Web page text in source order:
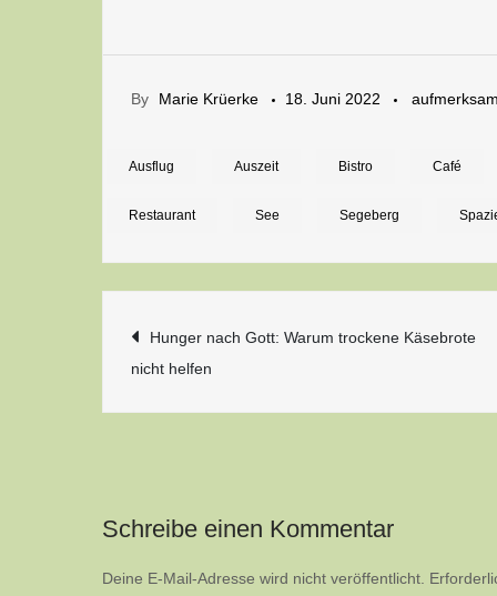
By Marie Krüerke 18. Juni 2022 aufmerksam
Ausflug Auszeit Bistro Café
Restaurant See Segeberg
Beitragsnavigation
Hunger nach Gott: Warum trockene Käsebrote
nicht helfen
Schreibe einen Kommentar
Deine E-Mail-Adresse wird nicht veröffentlicht.